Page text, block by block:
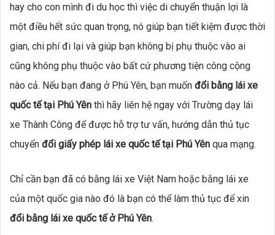
hay cho con mình đi du học thì việc di chuyển thuận lợi là
một điều hết sức quan trọng, nó giúp bạn tiết kiệm được thời
gian, chi phí đi lại và giúp bạn không bị phụ thuộc vào ai
cũng không phụ thuộc vào bất cứ phương tiện công cộng
nào cả. Nếu bạn đang ở Phú Yên, bạn muốn đổi bằng lái xe
quốc tế tại Phú Yên thì hãy liên hệ ngay với Trường dạy lái
xe Thành Công để được hỗ trợ tư vấn, hướng dẫn thủ tục
chuyển đổi giấy phép lái xe quốc tế tại Phú Yên qua mạng.
Chỉ cần bạn đã có bằng lái xe Việt Nam hoặc bằng lái xe
của một quốc gia nào đó là bạn có thể làm thủ tục để xin
đổi bằng lái xe quốc tế ở Phú Yên.